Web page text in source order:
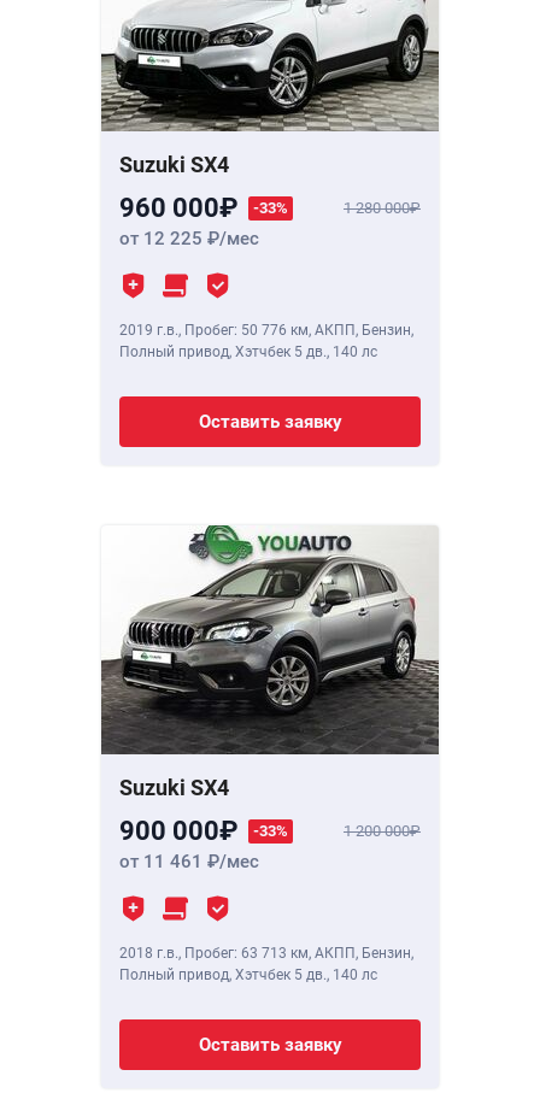
Suzuki SX4
960 000 -33% 1 280 000
от 12 225 /мес
2019 г.в., Пробег: 50 776 км, АКПП, Бензин,
Полный привод, Хэтчбек 5 дв., 140 лс
Оставить заявку
Suzuki SX4
900 000 -33% 1 200 000
от 11 461 /мес
2018 г.в., Пробег: 63 713 км, АКПП, Бензин,
Полный привод, Хэтчбек 5 дв., 140 лс
Оставить заявку